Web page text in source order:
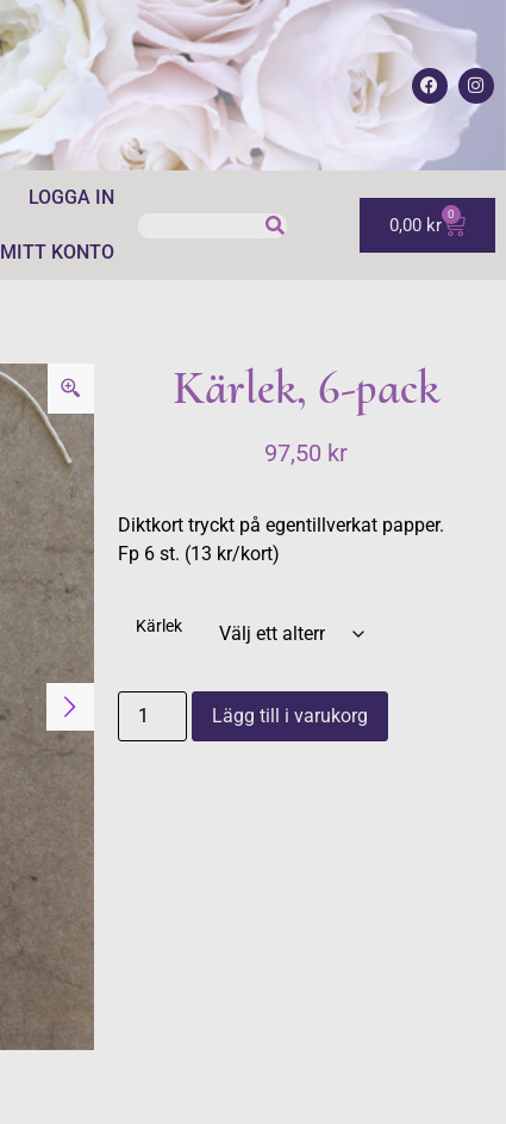
LOGGA IN
MITT KONTO
0,00 kr 0
Kärlek, 6-pack
97,50 kr
Diktkort tryckt på egentillverkat papper.
Fp 6 st. (13 kr/kort)
Kärlek
Lägg till i varukorg